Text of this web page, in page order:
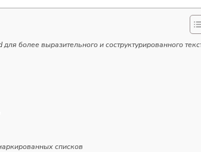
более выразительного и соструктурированного
списков